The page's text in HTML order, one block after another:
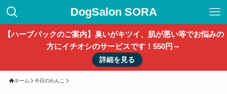
DogSalon SORA
【ハーブパックのご案内】臭いがキツイ、肌が悪い等でお悩みの
方にイチオシのサービスです！550円～
詳細を見る
ホーム 今日のわんこ